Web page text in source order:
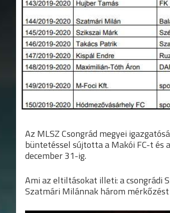
Az MLSZ Csongrád megyei
büntetéssel sújtotta a Makói FC-t
december 31-ig.
Ami az eltiltásokat illeti: a csongrádi
Szatmári Milánnak három